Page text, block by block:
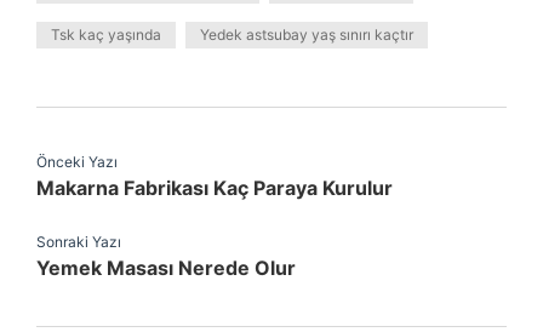
Tsk kaç yaşında Yedek astsubay yaş sınırı kaçtır
Önceki Yazı
Makarna Fabrikası Kaç Paraya Kurulur
Sonraki Yazı
Yemek Masası Nerede Olur